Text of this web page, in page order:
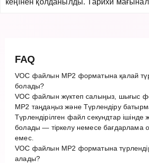
FAQ
VOC файлын MP2 форматына қалай
болады?
VOC файлын жүктеп салыңыз, шығыс
MP2 таңдаңыз және Түрлендіру
Түрлендірілген файл секундтар ішінде
болады — тіркелу немесе бағдарлама
емес.
VOC файлын MP2 форматына
алады?